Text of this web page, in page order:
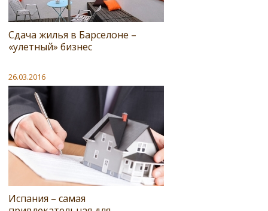
Сдача жилья в Барселоне –
«улетный» бизнес
26.03.2016
Испания – самая